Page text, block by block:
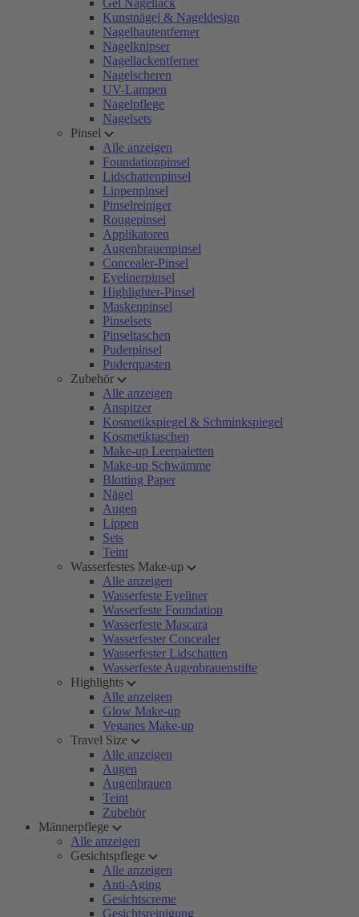
Gel Nagellack
Kunstnägel & Nageldesign
Nagelhautentferner
Nagelknipser
Nagellackentferner
Nagelscheren
UV-Lampen
Nagelpflege
Nagelsets
Pinsel
Alle anzeigen
Foundationpinsel
Lidschattenpinsel
Lippenpinsel
Pinselreiniger
Rougepinsel
Applikatoren
Augenbrauenpinsel
Concealer-Pinsel
Eyelinerpinsel
Highlighter-Pinsel
Maskenpinsel
Pinselsets
Pinseltaschen
Puderpinsel
Puderquasten
Zubehör
Alle anzeigen
Anspitzer
Kosmetikspiegel & Schminkspiegel
Kosmetiktaschen
Make-up Leerpaletten
Make-up Schwämme
Blotting Paper
Nägel
Augen
Lippen
Sets
Teint
Wasserfestes Make-up
Alle anzeigen
Wasserfeste Eyeliner
Wasserfeste Foundation
Wasserfeste Mascara
Wasserfester Concealer
Wasserfester Lidschatten
Wasserfeste Augenbrauenstifte
Highlights
Alle anzeigen
Glow Make-up
Veganes Make-up
Travel Size
Alle anzeigen
Augen
Augenbrauen
Teint
Zubehör
Männerpflege
Alle anzeigen
Gesichtspflege
Alle anzeigen
Anti-Aging
Gesichtscreme
Gesichtsreinigung